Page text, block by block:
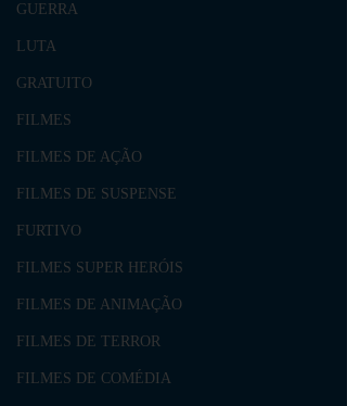
GUERRA
LUTA
GRATUITO
FILMES
FILMES DE AÇÃO
FILMES DE SUSPENSE
FURTIVO
FILMES SUPER HERÓIS
FILMES DE ANIMAÇÃO
FILMES DE TERROR
FILMES DE COMÉDIA